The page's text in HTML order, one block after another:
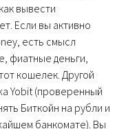
вывести
Если вы активно
есть смысл
фиатные деньги,
кошелек. Другой
Yobit (проверенный
Биткойн на рубли и
банкомате). Вы